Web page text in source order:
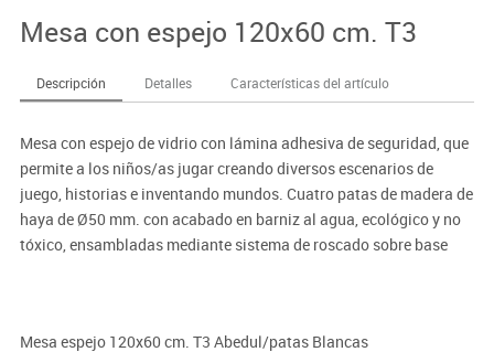
Mesa con espejo 120x60 cm. T3
Descripción Detalles Características del artículo
Mesa con espejo de vidrio con lámina adhesiva de seguridad, que
permite a los niños/as jugar creando diversos escenarios de
juego, historias e inventando mundos. Cuatro patas de madera de
haya de Ø50 mm. con acabado en barniz al agua, ecológico y no
tóxico, ensambladas mediante sistema de roscado sobre base
Dimensiones:
Mesa espejo 120x60 cm. T3 Abedul/patas Blancas